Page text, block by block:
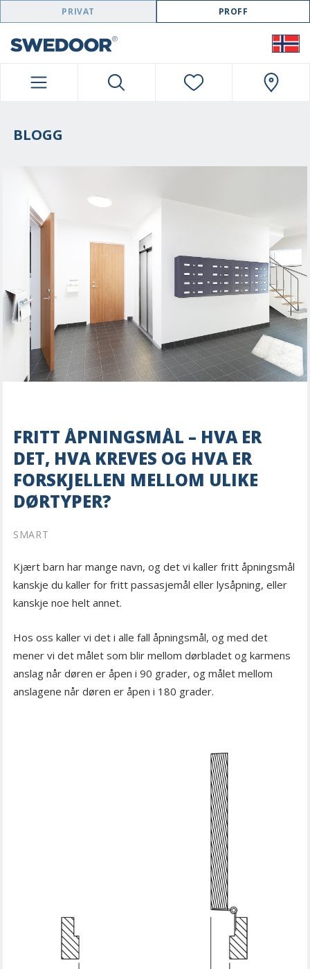
SWEDOOR NAVIGATION
PRIVAT PROFF
BLOGG
FRITT ÅPNINGSMÅL – HVA ER
DET, HVA KREVES OG HVA ER
FORSKJELLEN MELLOM ULIKE
DØRTYPER?
SMART
Kjært barn har mange navn, og det vi kaller fritt åpningsmål
kanskje du kaller for fritt passasjemål eller lysåpning, eller
kanskje noe helt annet.
Hos oss kaller vi det i alle fall åpningsmål, og med det
mener vi det målet som blir mellom dørbladet og karmens
anslag når døren er åpen i 90 grader, og målet mellom
anslagene når døren er åpen i 180 grader.